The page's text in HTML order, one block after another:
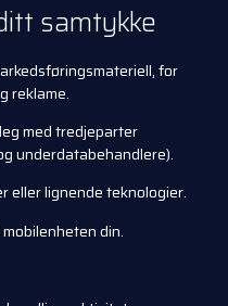
samtykke
for
reklame.
med tredjeparter
underdatabehandlere).
eller lignende teknologier.
din.